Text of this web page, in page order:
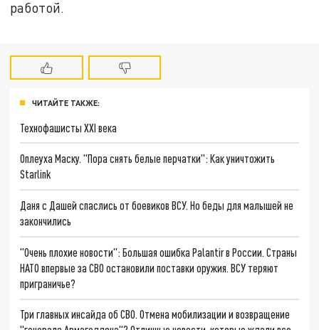
работой.
ЧИТАЙТЕ ТАКЖЕ:
Технофашисты XXI века
Оплеуха Маску. "Пора снять белые перчатки": Как уничтожить
Starlink
Даня с Дашей спаслись от боевиков ВСУ. Но беды для малышей не
закончились
"Очень плохие новости": Большая ошибка Palantir в России. Страны
НАТО впервые за СВО остановили поставки оружия. ВСУ теряют
приграничье?
Три главных инсайда об СВО. Отмена мобилизации и возвращение